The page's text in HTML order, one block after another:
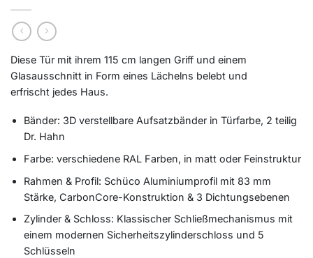
Diese Tür mit ihrem 115 cm langen Griff und einem
Glasausschnitt in Form eines Lächelns belebt und
erfrischt jedes Haus.
Bänder: 3D verstellbare Aufsatzbänder in Türfarbe, 2 teilig
Dr. Hahn
Farbe: verschiedene RAL Farben, in matt oder Feinstruktur
Rahmen & Profil: Schüco Aluminiumprofil mit 83 mm
Stärke, CarbonCore-Konstruktion & 3 Dichtungsebenen
Zylinder & Schloss: Klassischer Schließmechanismus mit
einem modernen Sicherheitszylinderschloss und 5
Schlüsseln